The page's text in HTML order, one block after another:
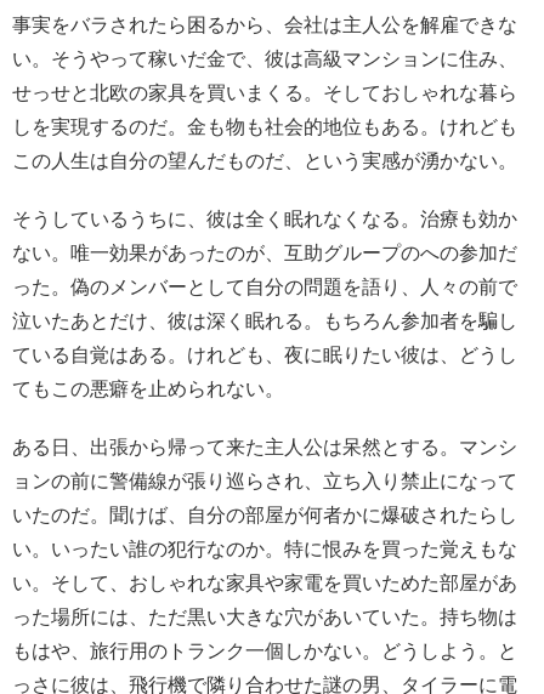
事実をバラされたら困るから、会社は主人公を解雇できな
い。そうやって稼いだ金で、彼は高級マンションに住み、
せっせと北欧の家具を買いまくる。そしておしゃれな暮ら
しを実現するのだ。金も物も社会的地位もある。けれども
この人生は自分の望んだものだ、という実感が湧かない。
そうしているうちに、彼は全く眠れなくなる。治療も効か
ない。唯一効果があったのが、互助グループのへの参加だ
った。偽のメンバーとして自分の問題を語り、人々の前で
泣いたあとだけ、彼は深く眠れる。もちろん参加者を騙し
ている自覚はある。けれども、夜に眠りたい彼は、どうし
てもこの悪癖を止められない。
ある日、出張から帰って来た主人公は呆然とする。マンシ
ョンの前に警備線が張り巡らされ、立ち入り禁止になって
いたのだ。聞けば、自分の部屋が何者かに爆破されたらし
い。いったい誰の犯行なのか。特に恨みを買った覚えもな
い。そして、おしゃれな家具や家電を買いためた部屋があ
った場所には、ただ黒い大きな穴があいていた。持ち物は
もはや、旅行用のトランク一個しかない。どうしよう。と
っさに彼は、飛行機で隣り合わせた謎の男、タイラーに電